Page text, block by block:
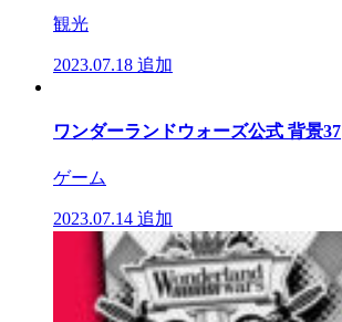
観光
2023.07.18 追加
ワンダーランドウォーズ公式 背景37
ゲーム
2023.07.14 追加